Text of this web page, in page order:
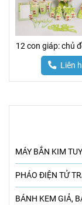
12 con giáp: chủ
Liên
MÁY BẮN KIM
PHÁO ĐIỆN TỬ
BÁNH KEM GIẢ,